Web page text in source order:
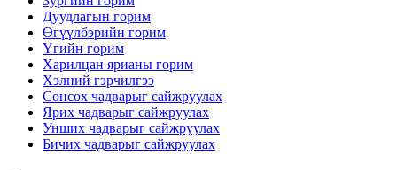
Дуудлагын горим
Өгүүлбэрийн горим
Үгийн горим
Харилцан ярианы горим
Хэлний гэрчилгээ
Сонсох чадварыг сайжруулах
Ярих чадварыг сайжруулах
Унших чадварыг сайжруулах
Бичих чадварыг сайжруулах